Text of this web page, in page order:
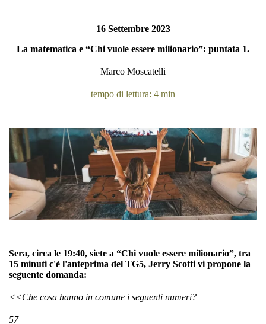
16 Settembre 2023
La matematica e “Chi vuole essere milionario”: puntata 1.
Marco Moscatelli
tempo di lettura: 4 min
Sera, circa le 19:40, siete a “Chi vuole essere milionario”, tra
15 minuti c'è l'anteprima del TG5, Jerry Scotti vi propone la
seguente domanda:
<<Che cosa hanno in comune i seguenti numeri?
57